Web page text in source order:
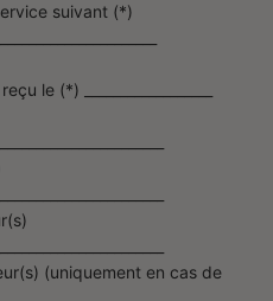
suivant (*)
le (*) __________________
(uniquement en cas de